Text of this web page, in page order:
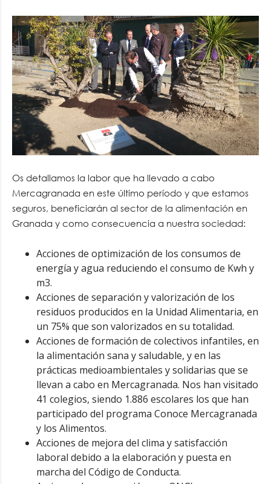
Os detallamos la labor que ha llevado a cabo
Mercagranada en este último período y que estamos
seguros, beneficiarán al sector de la alimentación en
Granada y como consecuencia a nuestra sociedad:
Acciones de optimización de los consumos de
energía y agua reduciendo el consumo de Kwh y
m3.
Acciones de separación y valorización de los
residuos producidos en la Unidad Alimentaria, en
un 75% que son valorizados en su totalidad.
Acciones de formación de colectivos infantiles, en
la alimentación sana y saludable, y en las
prácticas medioambientales y solidarias que se
llevan a cabo en Mercagranada. Nos han visitado
41 colegios, siendo 1.886 escolares los que han
participado del programa Conoce Mercagranada
y los Alimentos.
Acciones de mejora del clima y satisfacción
laboral debido a la elaboración y puesta en
marcha del Código de Conducta.